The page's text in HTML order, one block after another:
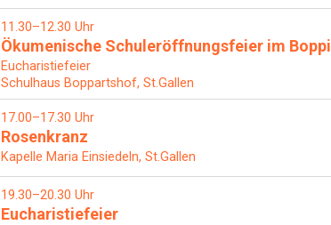
11.30–12.30 Uhr
Ökumenische Schuleröffnungsfeier im Boppi
Eucharistiefeier
Schulhaus Boppartshof, St.Gallen
17.00–17.30 Uhr
Rosenkranz
Kapelle Maria Einsiedeln, St.Gallen
19.30–20.30 Uhr
Eucharistiefeier